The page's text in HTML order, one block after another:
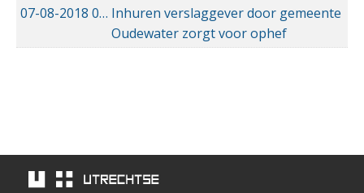
07-08-2018 07-08-2018 16:59
Inhuren verslaggever door gemeente
Oudewater zorgt voor ophef